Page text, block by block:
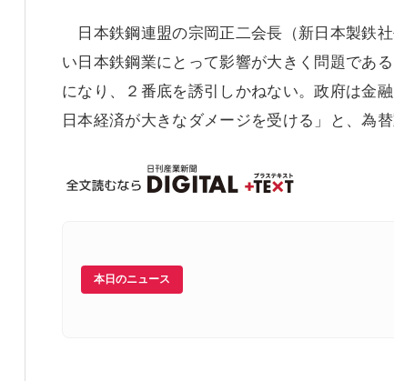
日本鉄鋼連盟の宗岡正二会長（新日本製鉄
い日本鉄鋼業にとって影響が大きく問題であ
になり、２番底を誘引しかねない。政府は金
日本経済が大きなダメージを受ける」と、為
本日のニュース